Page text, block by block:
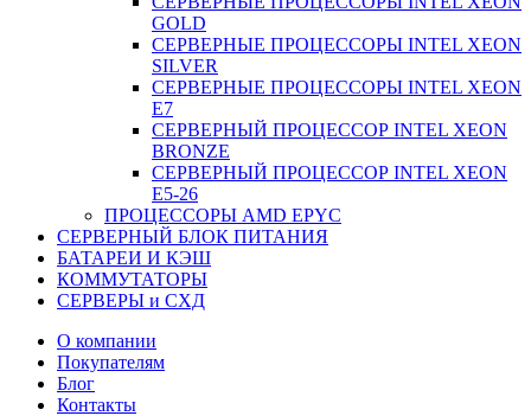
GOLD
СЕРВЕРНЫЕ ПРОЦЕССОРЫ INTEL XEON
SILVER
СЕРВЕРНЫЕ ПРОЦЕССОРЫ INTEL XEON
Е7
СЕРВЕРНЫЙ ПРОЦЕССОР INTEL XEON
BRONZE
СЕРВЕРНЫЙ ПРОЦЕССОР INTEL XEON
Е5-26
ПРОЦЕССОРЫ AMD EPYC
СЕРВЕРНЫЙ БЛОК ПИТАНИЯ
БАТАРЕИ И КЭШ
КОММУТАТОРЫ
СЕРВЕРЫ и СХД
О компании
Покупателям
Блог
Контакты